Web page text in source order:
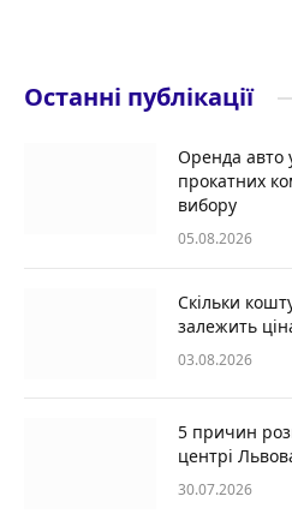
Останні публікації
Оренда авто
прокатних
вибору
05.08.2026
Скільки
залежить
03.08.2026
5 причин
центрі
30.07.2026